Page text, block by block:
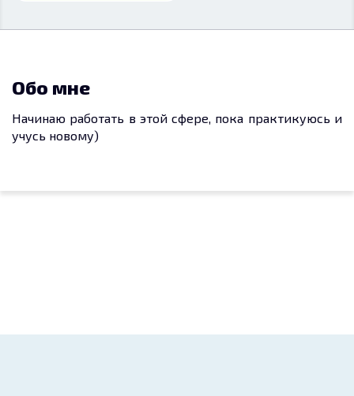
Обо мне
Начинаю работать в этой сфере, пока практикуюсь и
учусь новому)